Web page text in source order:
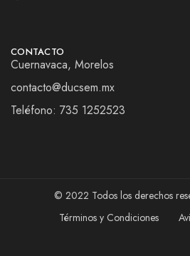
CONTACTO
Cuernavaca, Morelos
contacto@ducsem.mx
Teléfono: 735 1252523
© 2022 Todos los derechos
Términos y Condiciones